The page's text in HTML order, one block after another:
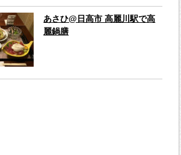
あさひ@日高市 高麗川駅で高
麗鍋膳